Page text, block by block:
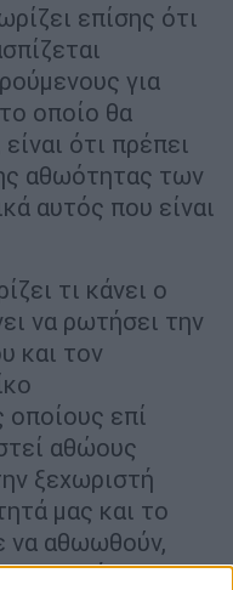
επίσης ότι
για
οποίο θα
ότι πρέπει
αθωότητας των
αυτός που είναι
τι κάνει ο
να ρωτήσει την
και τον
επί
αθώους
ξεχωριστή
μας και το
να αθωωθούν,
Δικαστήρια.